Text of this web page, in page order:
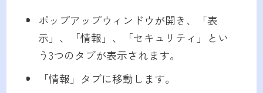
ポップアップウィンドウが開き、「表
示」、「情報」、「セキュリティ」とい
う3つのタブが表示されます。
「情報」タブに移動します。